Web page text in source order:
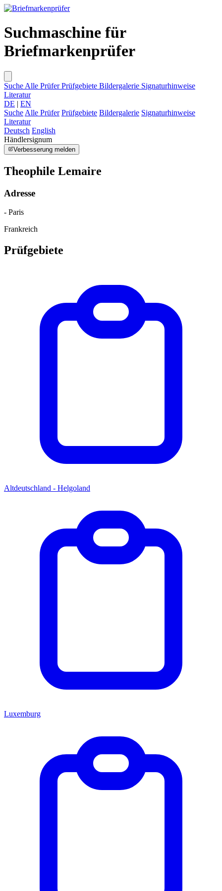
Suchmaschine für
Briefmarkenprüfer
Suche Alle PrüferPrüfgebiete Bildergalerie Signaturhinweise
Literatur
DE | EN
Suche Alle Prüfer Prüfgebiete Bildergalerie Signaturhinweise
Literatur
Deutsch English
Händlersignum
Verbesserung melden
Theophile Lemaire
Adresse
- Paris
Frankreich
Prüfgebiete
Altdeutschland - Helgoland
Luxemburg